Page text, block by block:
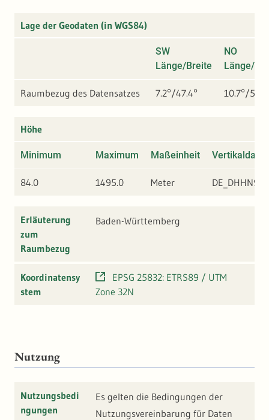
Lage der Geodaten (in WGS84)
SW
Länge/Breite
NO
Länge/
Raumbezug des Datensatzes 7.2°/47.4° 10.7°/50°
Höhe
Minimum Maximum Maßeinheit
84.0 1495.0 Meter
Erläuterung
zum
Raumbezug
Baden-Württemberg
Koordinatensy
stem
EPSG 25832: ETRS89 / UTM
Zone 32N
Nutzung
Nutzungsbedi
ngungen
Es gelten die Bedingungen der
Nutzungsvereinbarung für Daten